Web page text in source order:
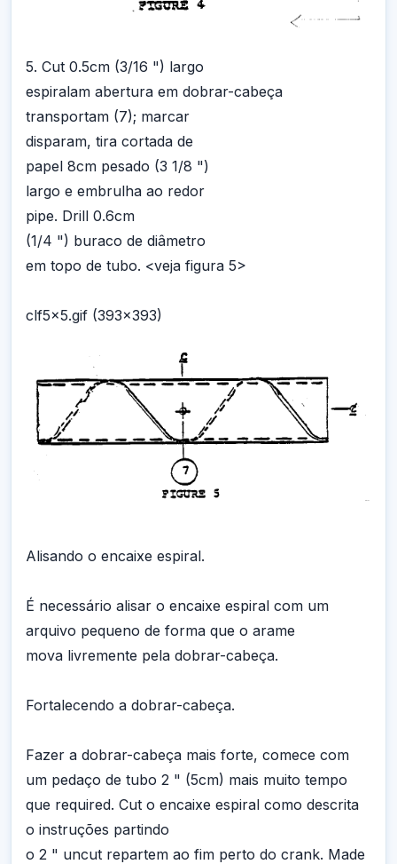
5. Cut 0.5cm (3/16 ") largo
espiralam abertura em dobrar-cabeça
transportam (7); marcar
disparam, tira cortada de
papel 8cm pesado (3 1/8 ")
largo e embrulha ao redor
pipe. Drill 0.6cm
(1/4 ") buraco de diâmetro
em topo de tubo. <veja figura 5>
clf5x5.gif (393x393)
Alisando o encaixe espiral.
É necessário alisar o encaixe espiral com um
arquivo pequeno de forma que o arame
mova livremente pela dobrar-cabeça.
Fortalecendo a dobrar-cabeça.
Fazer a dobrar-cabeça mais forte, comece com
um pedaço de tubo 2 " (5cm) mais muito tempo
que required. Cut o encaixe espiral como descrita
o instruções partindo
o 2 " uncut repartem ao fim perto do crank. Made